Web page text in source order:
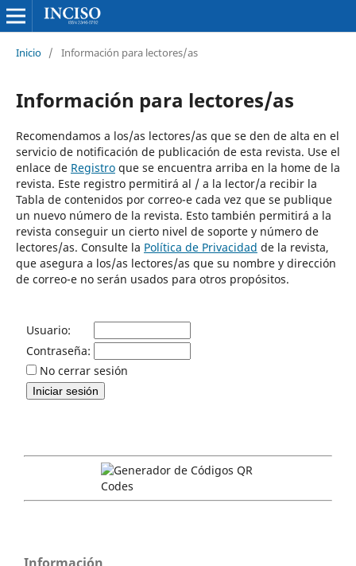
Inicio / Información para lectores/as
Información para lectores/as
Recomendamos a los/as lectores/as que se den de alta en el
servicio de notificación de publicación de esta revista. Use el
enlace de Registroque se encuentra arriba en la home de la
revista. Este registro permitirá al / a la lector/a recibir la
Tabla de contenidos por correo-e cada vez que se publique
un nuevo número de la revista. Esto también permitirá a la
revista conseguir un cierto nivel de soporte y número de
lectores/as. Consulte la Política de Privacidad de la revista,
que asegura a los/as lectores/as que su nombre y dirección
de correo-e no serán usados para otros propósitos.
Usuario:
Contraseña:
No cerrar sesión